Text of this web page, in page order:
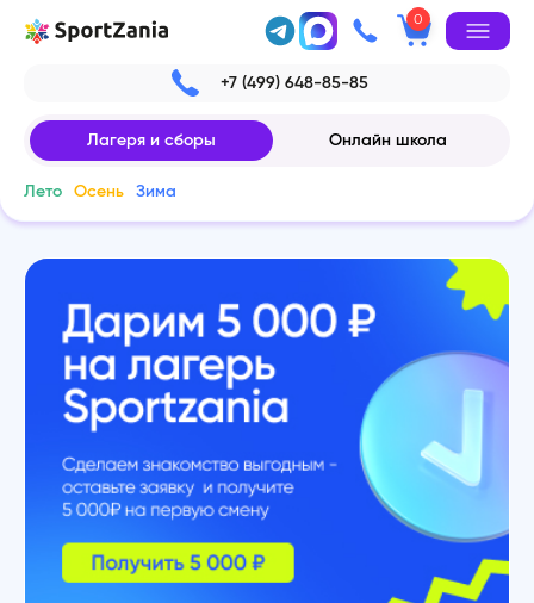
0
+7 (499) 648-85-85
Лагеря и сборы Онлайн школа
Лето Осень Зима